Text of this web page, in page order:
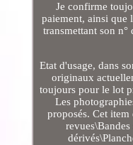
Je confirme
paiement, ainsi que
transmettant son
Etat d'usage, dans
originaux
toujours pour le lot
Les
proposés. Cet